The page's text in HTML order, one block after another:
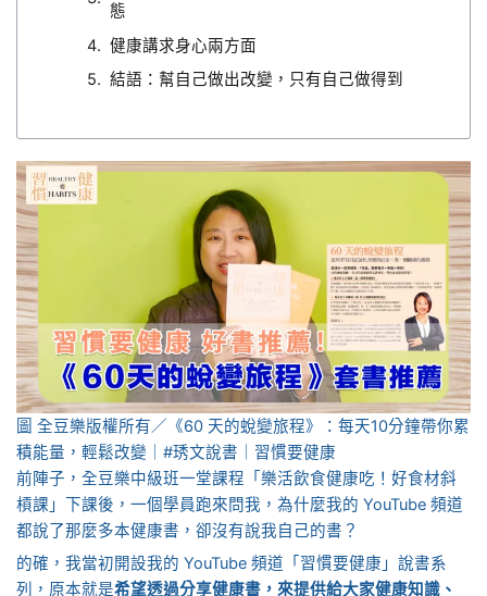
態
健康講求身心兩方面
結語：幫自己做出改變，只有自己做得到
圖 全豆樂版權所有／《60 天的蛻變旅程》：每天10分鐘帶你累
積能量，輕鬆改變｜#琇文說書｜習慣要健康
前陣子，全豆樂中級班一堂課程「樂活飲食健康吃！好食材斜
槓課」下課後，一個學員跑來問我，為什麼我的 YouTube 頻道
都說了那麼多本健康書，卻沒有說我自己的書？
的確，我當初開設我的 YouTube 頻道「習慣要健康」說書系
列，原本就是希望透過分享健康書，來提供給大家健康知識、